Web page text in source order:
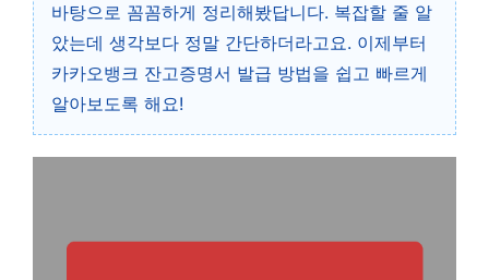
바탕으로 꼼꼼하게 정리해봤답니다. 복잡할 줄 알
았는데 생각보다 정말 간단하더라고요. 이제부터
카카오뱅크 잔고증명서 발급 방법을 쉽고 빠르게
알아보도록 해요!